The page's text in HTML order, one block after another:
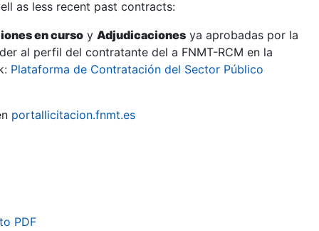
as less recent past contracts:
en curso y Adjudicaciones ya aprobadas por la
al perfil del contratante del a FNMT-RCM en la
Plataforma de Contratación del Sector Público
portallicitacion.fnmt.es
PDF